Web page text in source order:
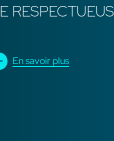
En savoir plus